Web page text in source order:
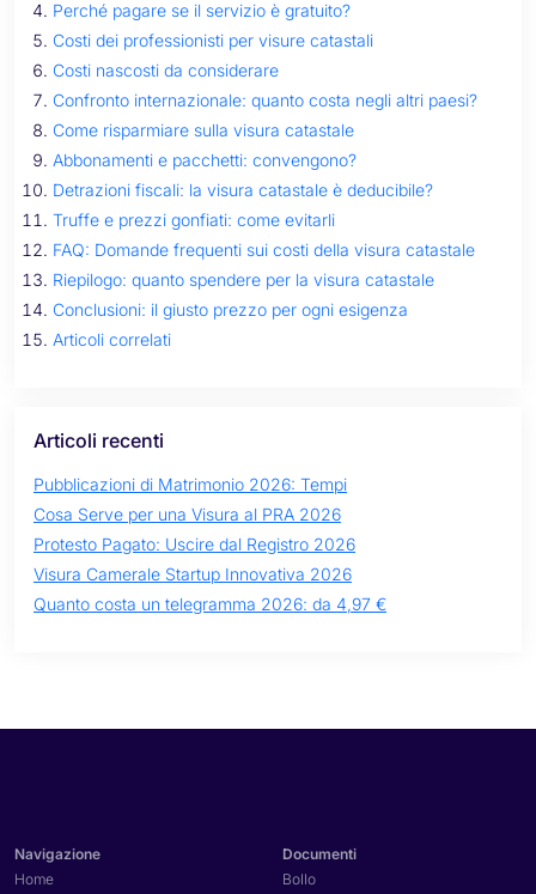
Perché pagare se il servizio è gratuito?
Costi dei professionisti per visure catastali
Costi nascosti da considerare
Confronto internazionale: quanto costa negli altri paesi?
Come risparmiare sulla visura catastale
Abbonamenti e pacchetti: convengono?
Detrazioni fiscali: la visura catastale è deducibile?
Truffe e prezzi gonfiati: come evitarli
FAQ: Domande frequenti sui costi della visura catastale
Riepilogo: quanto spendere per la visura catastale
Conclusioni: il giusto prezzo per ogni esigenza
Articoli correlati
Articoli recenti
Pubblicazioni di Matrimonio 2026: Tempi
Cosa Serve per una Visura al PRA 2026
Protesto Pagato: Uscire dal Registro 2026
Visura Camerale Startup Innovativa 2026
Quanto costa un telegramma 2026: da 4,97 €
Navigazione
Home
Documenti
Bollo